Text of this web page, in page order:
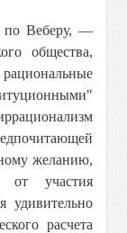
по Веберу, —
общества,
желанию,
от участия
удивительно
расчета